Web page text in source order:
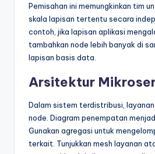
Pemisahan ini memungkinkan tim
skala lapisan tertentu secara
contoh, jika lapisan aplikasi
tambahkan node lebih banyak di
lapisan basis data.
Arsitektur
Dalam sistem terdistribusi,
node. Diagram penempatan
Gunakan agregasi untuk
terkait. Tunjukkan mesh layanan